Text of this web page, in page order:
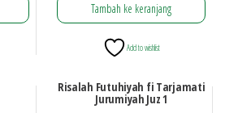
Tambah ke keranjang
Add to wishlist
Risalah Futuhiyah fi Tarjamati
Jurumiyah Juz 1